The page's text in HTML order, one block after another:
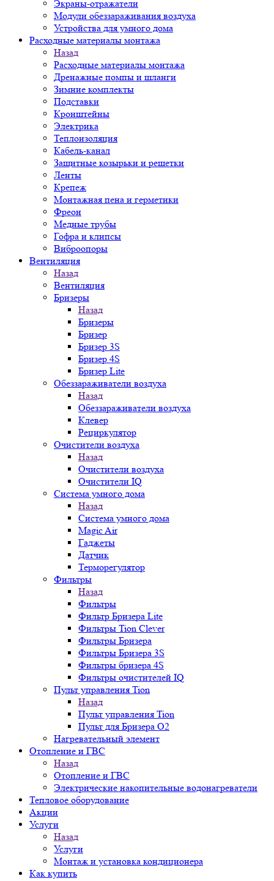
Экраны-отражатели
Модули обеззараживания воздуха
Устройства для умного дома
Расходные материалы монтажа
Назад
Расходные материалы монтажа
Дренажные помпы и шланги
Зимние комплекты
Подставки
Кронштейны
Электрика
Теплоизоляция
Кабель-канал
Защитные козырьки и решетки
Ленты
Крепеж
Монтажная пена и герметики
Фреон
Медные трубы
Гофра и клипсы
Виброопоры
Вентиляция
Назад
Вентиляция
Бризеры
Назад
Бризеры
Бризер
Бризер 3S
Бризер 4S
Бризер Lite
Обеззараживатели воздуха
Назад
Обеззараживатели воздуха
Клевер
Рециркулятор
Очистители воздуха
Назад
Очистители воздуха
Очистители IQ
Система умного дома
Назад
Система умного дома
Magic Air
Гаджеты
Датчик
Терморегулятор
Фильтры
Назад
Фильтры
Фильтр Бризера Lite
Фильтры Tion Clever
Фильтры Бризера
Фильтры Бризера 3S
Фильтры бризера 4S
Фильтры очистителей IQ
Пульт управления Tion
Назад
Пульт управления Tion
Пульт для Бризера O2
Нагревательный элемент
Отопление и ГВС
Назад
Отопление и ГВС
Электрические накопительные водонагреватели
Тепловое оборудование
Акции
Услуги
Назад
Услуги
Монтаж и установка кондиционера
Как купить